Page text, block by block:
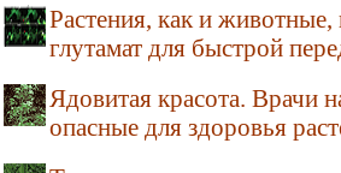
Растения, как и
глутамат для быстрой
Ядовитая красота. Врачи
опасные для здоровья